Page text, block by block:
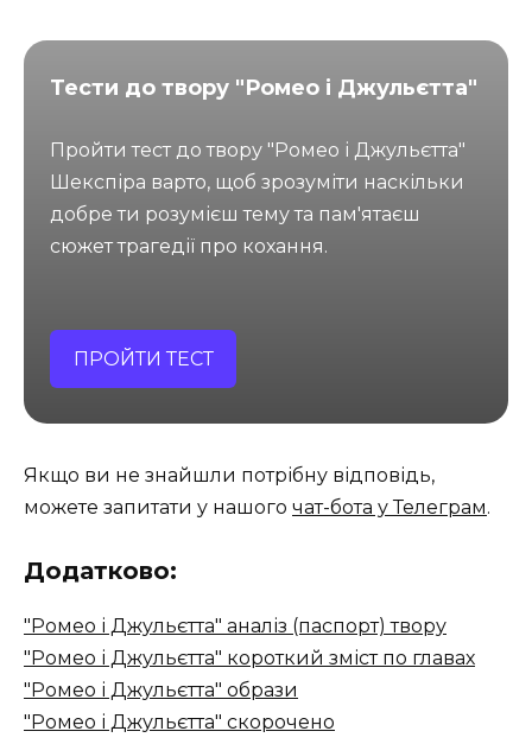
Тести до твору "Ромео і Джульєтта"
Пройти тест до твору "Ромео і Джульєтта"
Шекспіра варто, щоб зрозуміти наскільки
добре ти розумієш тему та пам'ятаєш
сюжет трагедії про кохання.
ПРОЙТИ ТЕСТ
Якщо ви не знайшли потрібну відповідь,
можете запитати у нашого чат-бота у Телеграм.
Додатково:
"Ромео і Джульєтта" аналіз (паспорт) твору
"Ромео і Джульєтта" короткий зміст по главах
"Ромео і Джульєтта" образи
"Ромео і Джульєтта" скорочено